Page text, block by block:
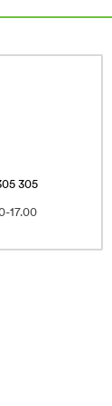
305
17.00